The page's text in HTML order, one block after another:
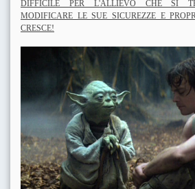
DIFFICILE PER L'ALLIEVO CHE SI
MODIFICARE LE SUE SICUREZZE E
CRESCE!